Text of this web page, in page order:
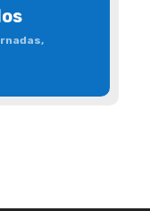
,